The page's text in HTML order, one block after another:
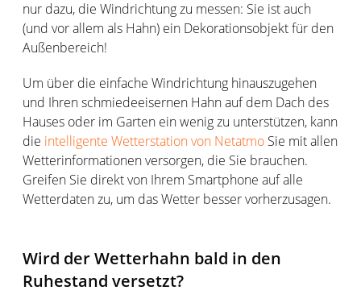
nur dazu, die Windrichtung zu messen: Sie ist auch
(und vor allem als Hahn) ein Dekorationsobjekt für den
Außenbereich!
Um über die einfache Windrichtung hinauszugehen
und Ihren schmiedeeisernen Hahn auf dem Dach des
Hauses oder im Garten ein wenig zu unterstützen, kann
die intelligente Wetterstation von Netatmo Sie mit allen
Wetterinformationen versorgen, die Sie brauchen.
Greifen Sie direkt von Ihrem Smartphone auf alle
Wetterdaten zu, um das Wetter besser vorherzusagen.
Wird der Wetterhahn bald in den
Ruhestand versetzt?